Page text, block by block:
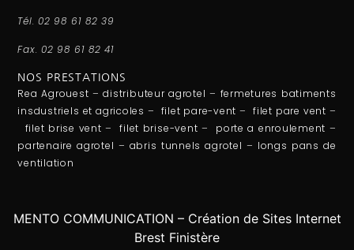
Tél. 02 98 61 82 39
Fax. 02 98 61 82 41
NOS PRESTATIONS
Rea Agrouest –distributeur agrotel – fermetures batiments
insdustriels et agricoles – filet pare-vent – filet pare vent –
filet brise vent –filet brise-vent – porte a enroulement –
partenaire agrotel – abris tunnels agrotel – longs pans de
ventilation
MENTO COMMUNICATION – Création de Sites Internet
Brest Finistère